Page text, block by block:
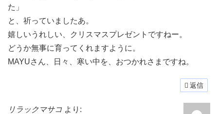
た」
と、祈っていましたあ。
嬉しいうれしい、クリスマスプレゼントですねー。
どうか無事に育ってくれますように。
MAYUさん、日々、寒い中を、おつかれさまですね。
返信
リラックマサコ より: